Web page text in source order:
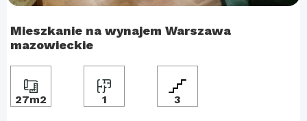
Mieszkanie na wynajem Warszawa
mazowieckie
27m2 1 3